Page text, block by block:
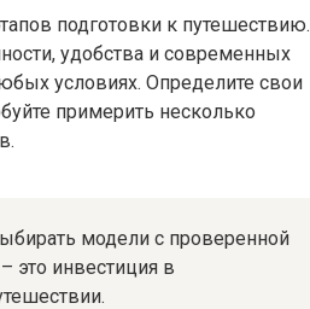
подготовки к путешествию.
удобства и современных
условиях. Определите свои
примерить несколько
модели с проверенной
это инвестиция в